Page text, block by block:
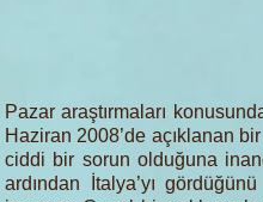
Pazar araştırmaları
Haziran 2008’de açıklanan
ciddi bir sorun olduğuna
ardından İtalya’yı